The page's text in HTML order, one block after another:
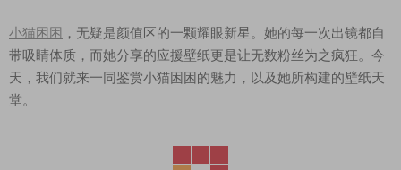
小猫困困 ，无疑是颜值区的一颗耀眼新星。她的每一次出镜都自
带吸睛体质，而她分享的应援壁纸更是让无数粉丝为之疯狂。今
天，我们就来一同鉴赏小猫困困的魅力，以及她所构建的壁纸天
堂。